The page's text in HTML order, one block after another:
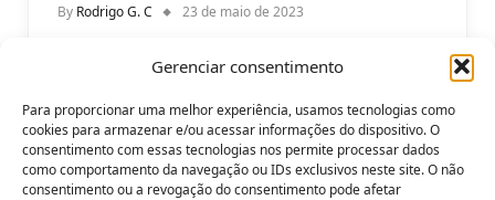
Gerenciar consentimento
Para proporcionar uma melhor experiência, usamos tecnologias como
cookies para armazenar e/ou acessar informações do dispositivo. O
consentimento com essas tecnologias nos permite processar dados
como comportamento da navegação ou IDs exclusivos neste site. O não
consentimento ou a revogação do consentimento pode afetar
By Rodrigo G. C 23 de maio de 2023
Inteligência. Investir é uma prática que tem o
potencial de trazer retornos significativos ao longo
do…